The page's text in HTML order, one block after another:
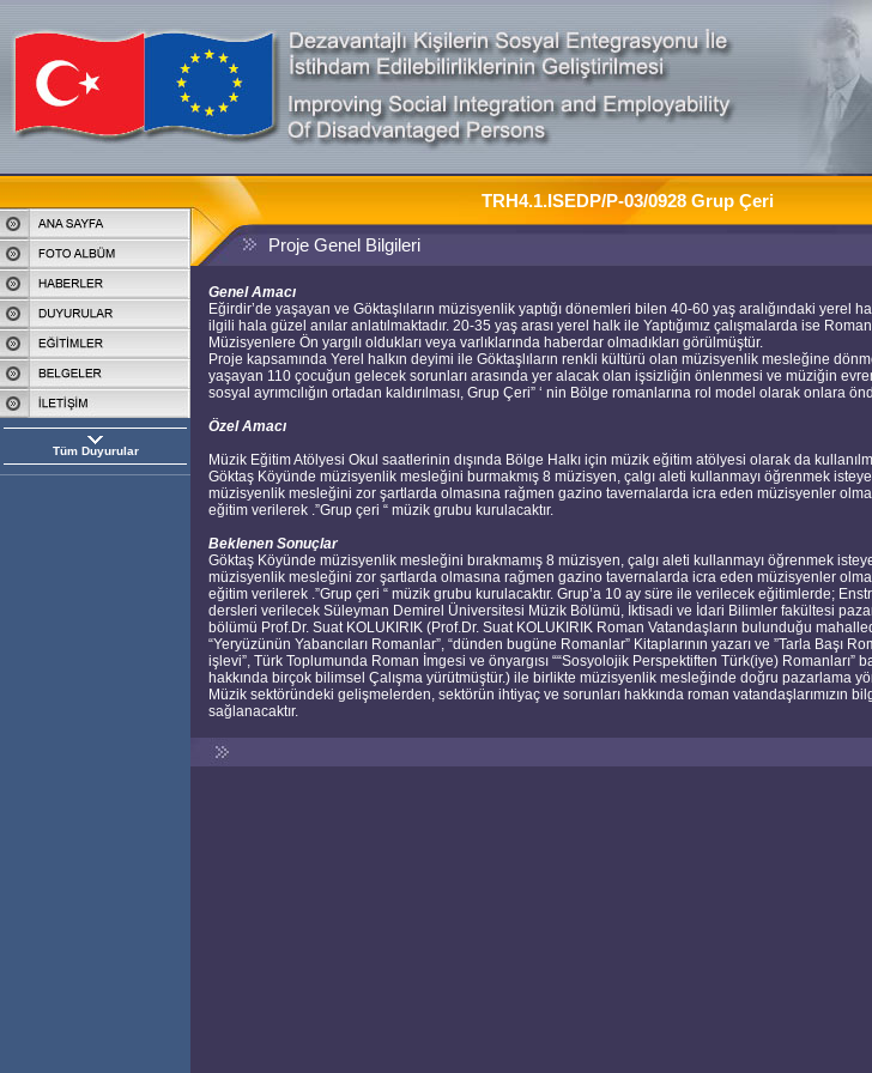
Tüm Duyurular
TRH4.1.ISEDP/P-03/0928 Grup Çeri
Proje Genel Bilgileri
Genel Amacı
Eğirdir’de yaşayan ve Göktaşlıların müzisyenlik yaptığı dönemleri bilen 40-60 yaş aralığındaki yerel
ilgili hala güzel anılar anlatılmaktadır. 20-35 yaş arası yerel halk ile Yaptığımız çalışmalarda ise
Müzisyenlere Ön yargılı oldukları veya varlıklarında haberdar olmadıkları görülmüştür.
Proje kapsamında Yerel halkın deyimi ile Göktaşlıların renkli kültürü olan müzisyenlik mesleğine
yaşayan 110 çocuğun gelecek sorunları arasında yer alacak olan işsizliğin önlenmesi ve müziğin
sosyal ayrımcılığın ortadan kaldırılması, Grup Çeri” ‘ nin Bölge romanlarına rol model olarak onlara
Özel Amacı
Müzik Eğitim Atölyesi Okul saatlerinin dışında Bölge Halkı için müzik eğitim atölyesi olarak da
Göktaş Köyünde müzisyenlik mesleğini burmakmış 8 müzisyen, çalgı aleti kullanmayı öğrenmek
müzisyenlik mesleğini zor şartlarda olmasına rağmen gazino tavernalarda icra eden müzisyenler
eğitim verilerek .”Grup çeri “ müzik grubu kurulacaktır.
Beklenen Sonuçlar
Göktaş Köyünde müzisyenlik mesleğini bırakmamış 8 müzisyen, çalgı aleti kullanmayı öğrenmek
müzisyenlik mesleğini zor şartlarda olmasına rağmen gazino tavernalarda icra eden müzisyenler
eğitim verilerek .”Grup çeri “ müzik grubu kurulacaktır. Grup’a 10 ay süre ile verilecek eğitimlerde;
dersleri verilecek Süleyman Demirel Üniversitesi Müzik Bölümü, İktisadi ve İdari Bilimler fakültesi
bölümü Prof.Dr. Suat KOLUKIRIK (Prof.Dr. Suat KOLUKIRIK Roman Vatandaşların bulunduğu
“Yeryüzünün Yabancıları Romanlar”, “dünden bugüne Romanlar” Kitaplarının yazarı ve ”Tarla Başı
işlevi”, Türk Toplumunda Roman İmgesi ve önyargısı ““Sosyolojik Perspektiften Türk(iye) Romanları”
hakkında birçok bilimsel Çalışma yürütmüştür.) ile birlikte müzisyenlik mesleğinde doğru pazarlama
Müzik sektöründeki gelişmelerden, sektörün ihtiyaç ve sorunları hakkında roman vatandaşlarımızın
sağlanacaktır.